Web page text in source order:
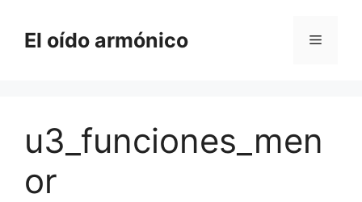
contenido
El oído armónico Menú
u3_funciones_men
or